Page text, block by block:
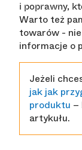
i poprawny,
Warto też
towarów -
informacje o
Jeżeli
jak jak
produktu –
artykułu.